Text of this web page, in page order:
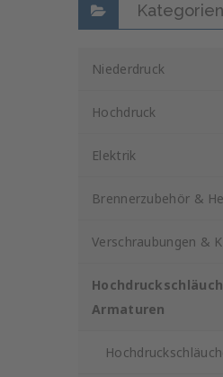
Kategorien
Niederdruck
Hochdruck
Elektrik
Brennerzubehör &
Verschraubungen &
Armaturen